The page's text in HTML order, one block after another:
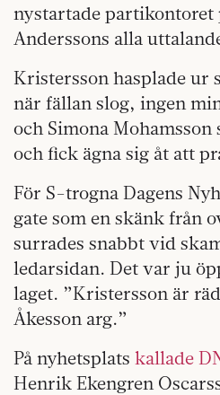
nystartade partikontoret
Anderssons alla
Kristersson hasplade ur
när fällan slog, ingen
och Simona
och fick ägna sig åt att
För S-trogna Dagens
gate som en skänk från
surrades snabbt vid
ledarsidan. Det var ju
laget. ”Kristersson är
Åkesson arg.”
På nyhetsplats kallade
Henrik Ekengren